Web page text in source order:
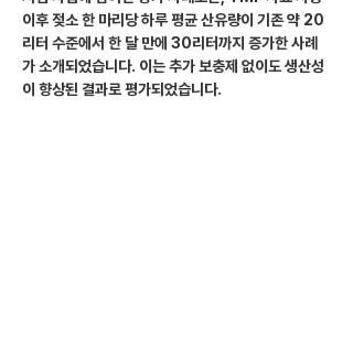
이후 젖소 한 마리당 하루 평균 산유량이 기존 약 20
리터 수준에서 한 달 만에 30리터까지 증가한 사례
가 소개되었습니다. 이는 추가 보충제 없이도 생산성
이 향상된 결과로 평가되었습니다.